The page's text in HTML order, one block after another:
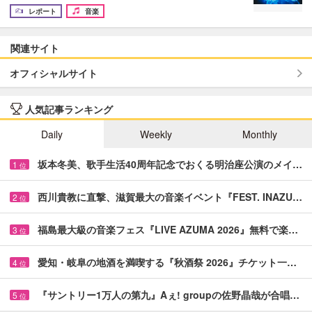
レポート
音楽
関連サイト
オフィシャルサイト
人気記事ランキング
Daily
Weekly Monthly
1 位 坂本冬美、歌手生活40周年記念でおくる明治座公演のメイ…
2 位 西川貴教に直撃、滋賀最大の音楽イベント『FEST. INAZU…
3 位 福島最大級の音楽フェス『LIVE AZUMA 2026』無料で楽…
4 位 愛知・岐阜の地酒を満喫する『秋酒祭 2026』チケット一…
5 位 『サントリー1万人の第九』Aぇ! groupの佐野晶哉が合唱…